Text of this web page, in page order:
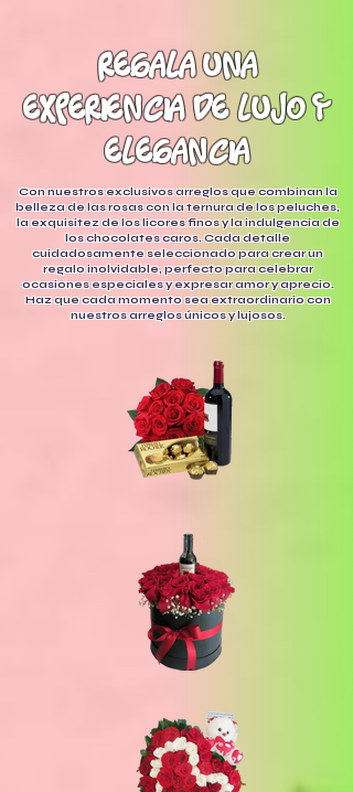
regala una
experiencia de lujo y
elegancia
Con nuestros exclusivos arreglos que combinan la
belleza de las rosas con la ternura de los peluches,
la exquisitez de los licores finos y la indulgencia de
los chocolates caros. Cada detalle
cuidadosamente seleccionado para crear un
regalo inolvidable, perfecto para celebrar
ocasiones especiales y expresar amor y aprecio.
Haz que cada momento sea extraordinario con
nuestros arreglos únicos y lujosos.